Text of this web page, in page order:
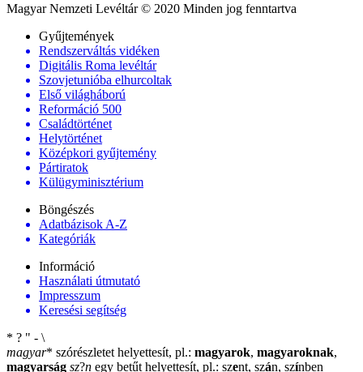
Magyar Nemzeti Levéltár © 2020 Minden jog fenntartva
Gyűjtemények
Rendszerváltás vidéken
Digitális Roma levéltár
Szovjetunióba elhurcoltak
Első világháború
Reformáció 500
Családtörténet
Helytörténet
Középkori gyűjtemény
Pártiratok
Külügyminisztérium
Böngészés
Adatbázisok A-Z
Kategóriák
Információ
Használati útmutató
Impresszum
Keresési segítség
* ? " - \
magyar* szórészletet helyettesít, pl.: magyarok, magyaroknak,
magyarság sz?n egy betűt helyettesít, pl.: szent, szán, színben